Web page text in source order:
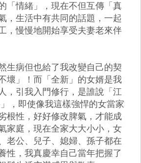
「情緒」，現在不但互傳「真
，生活中有共同的話題，一起
，慢慢地開始享受夫妻老來伴
病但也給了我改變自己的契
壞」！而「全新」的女婿是我
，引我入門修行，是誰說「江
，即使像我這樣強悍的女當家
根性，好好修改脾氣，才能成
家庭，現在全家大大小小，女
老公、兒子、媳婦、孫子都在
性，我真慶幸自己當年把握了